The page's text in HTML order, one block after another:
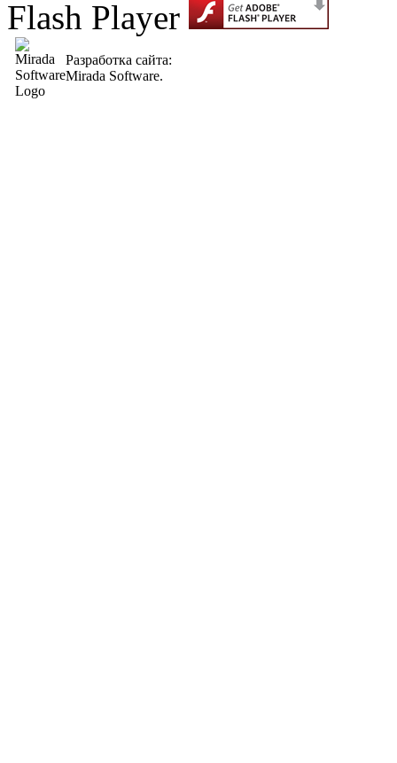
Flash Player
Разработка сайта:
Mirada Software.